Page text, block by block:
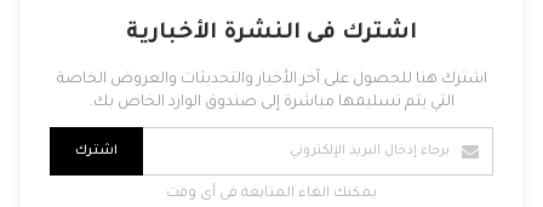
اشترك فى النشرة الأخبارية
اشترك هنا للحصول على آخر الأخبار والتحديثات والعروض الخاصة
التي يتم تسليمها مباشرة إلى صندوق الوارد الخاص بك.
اشترك
يمكنك الغاء المتابعة فى أى وقت